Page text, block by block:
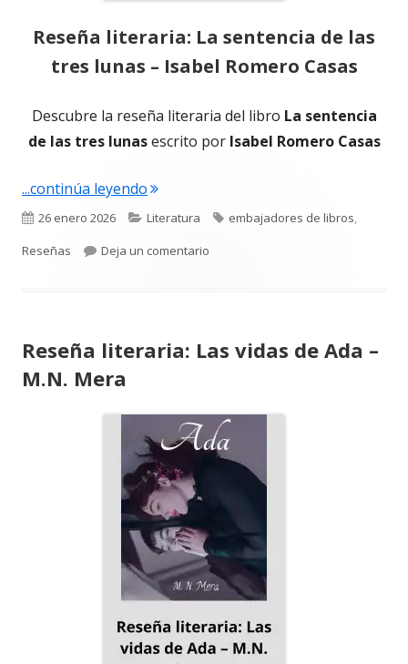
Reseña literaria: La sentencia de las
tres lunas – Isabel Romero Casas
Descubre la reseña literaria del libro La sentencia
de las tres lunasescrito por Isabel Romero Casas
...continúa leyendo"Reseña literaria: La sentencia de las
Publicado
el
26 enero 2026 Categorías
Literatura Etiquetas
embajadores de libros,
Reseñas
Deja un comentario
Reseña literaria: Las vidas de Ada –
M.N. Mera